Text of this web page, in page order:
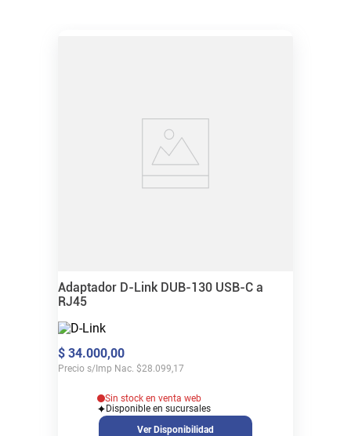
Adaptador D-Link DUB-130 USB-C a
RJ45
$ 34.000,00
Precio s/Imp Nac. $28.099,17
Sin stock en venta web
Disponible en sucursales
Ver Disponibilidad